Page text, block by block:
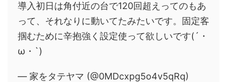
導入初日は角付近の台で120回超えってのもあ
って、それなりに動いてたみたいです。固定客
掴むために辛抱強く設定使って欲しいです(´・
ω・`)
— 家をタテヤマ (@0MDcxpg5o4v5qRq)